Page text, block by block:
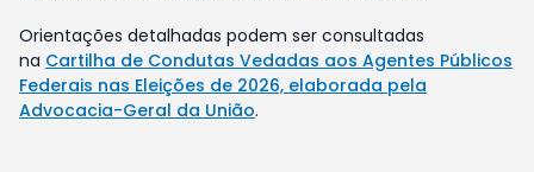
Orientações detalhadas podem ser consultadas
na Cartilha de Condutas Vedadas aos Agentes Públicos
Federais nas Eleições de 2026, elaborada pela
Advocacia-Geral da União.